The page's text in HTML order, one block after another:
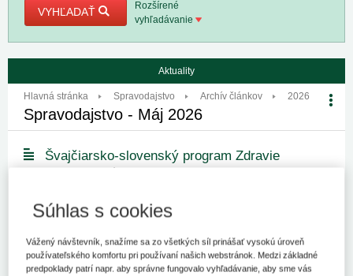
VYHĽADAŤ
Rozšírené
vyhľadávanie
Aktuality
Hlavná stránka Spravodajstvo Archív článkov 2026
Spravodajstvo - Máj 2026
Švajčiarsko-slovenský program Zdravie
Švajčiarsko-slovenského programu Zdravie realizuje systematické
verejného zdravotníctva a prispievať k znižovaniu zdrav...
Súhlas s cookies
Vážený návštevník, snažíme sa zo všetkých síl prinášať vysokú úroveň
používateľského komfortu pri používaní našich webstránok. Medzi základné
predpoklady patrí napr. aby správne fungovalo vyhľadávanie, aby sme vás